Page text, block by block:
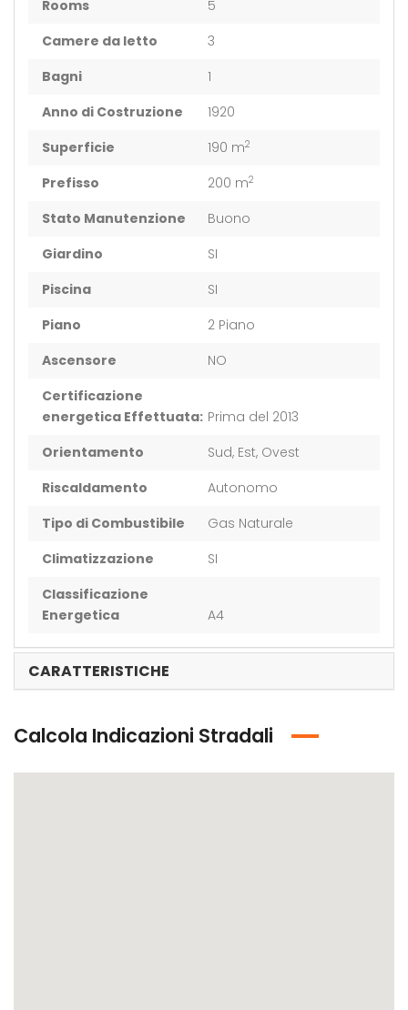
Rooms
5
Camere da letto
3
Bagni
1
Anno di Costruzione
1920
Superficie
190 m2
Prefisso 200 m2
Stato Manutenzione
Buono
Giardino
SI
Piscina
SI
Piano
2 Piano
Ascensore
NO
Certificazione
energetica Effettuata: Prima del 2013
Orientamento
Sud, Est, Ovest
Riscaldamento
Autonomo
Tipo di Combustibile
Gas Naturale
Climatizzazione
SI
Classificazione
Energetica
A4
CARATTERISTICHE
Calcola Indicazioni Stradali